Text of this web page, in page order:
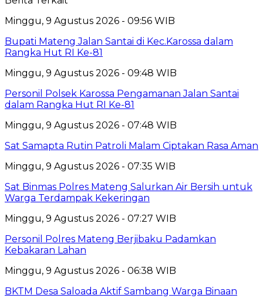
Minggu, 9 Agustus 2026 - 09:56 WIB
Bupati Mateng Jalan Santai di Kec.Karossa dalam
Rangka Hut RI Ke-81
Minggu, 9 Agustus 2026 - 09:48 WIB
Personil Polsek Karossa Pengamanan Jalan Santai
dalam Rangka Hut RI Ke-81
Minggu, 9 Agustus 2026 - 07:48 WIB
Sat Samapta Rutin Patroli Malam Ciptakan Rasa Aman
Minggu, 9 Agustus 2026 - 07:35 WIB
Sat Binmas Polres Mateng Salurkan Air Bersih untuk
Warga Terdampak Kekeringan
Minggu, 9 Agustus 2026 - 07:27 WIB
Personil Polres Mateng Berjibaku Padamkan
Kebakaran Lahan
Minggu, 9 Agustus 2026 - 06:38 WIB
BKTM Desa Saloada Aktif Sambang Warga Binaan